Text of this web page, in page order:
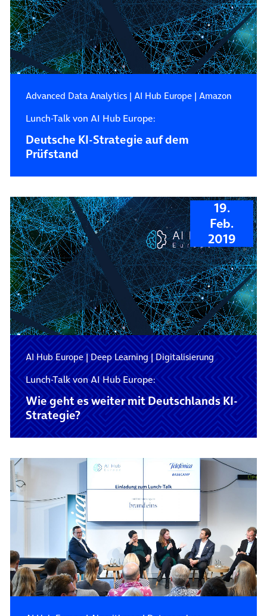
Advanced Data Analytics| AI Hub Europe| Amazon
Lunch-Talk von AI Hub Europe:
Deutsche KI-Strategie auf dem
Prüfstand
19.
Feb.
2019
AI Hub Europe|Deep Learning|Digitalisierung
Lunch-Talk von AI Hub Europe:
Wie geht es weiter mit Deutschlands KI-
Strategie?